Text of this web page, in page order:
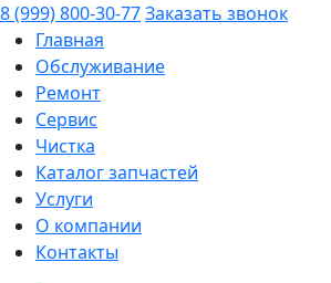
8 (999) 800-30-77Заказать звонок
Главная
Обслуживание
Ремонт
Сервис
Чистка
Каталог запчастей
Услуги
О компании
Контакты